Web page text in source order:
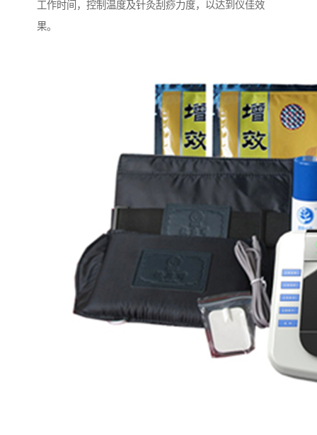
工作时间，控制温度及针灸刮痧力度，以达到仪佳效
果。